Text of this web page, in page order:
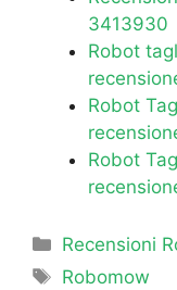
o
o
k
3413930
Robot
Robot
Robot
Categorie
Recensioni
Tag
Robomow